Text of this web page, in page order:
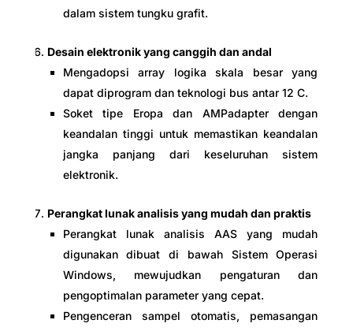
dalam sistem tungku grafit.
Desain elektronik yang canggih dan andal
Mengadopsi array logika skala besar yang
dapat diprogram dan teknologi bus antar 12 C.
Soket tipe Eropa dan AMPadapter dengan
keandalan tinggi untuk memastikan keandalan
jangka panjang dari keseluruhan sistem
elektronik.
Perangkat lunak analisis yang mudah dan praktis
Perangkat lunak analisis AAS yang mudah
digunakan dibuat di bawah Sistem Operasi
Windows, mewujudkan pengaturan dan
pengoptimalan parameter yang cepat.
Pengenceran sampel otomatis, pemasangan